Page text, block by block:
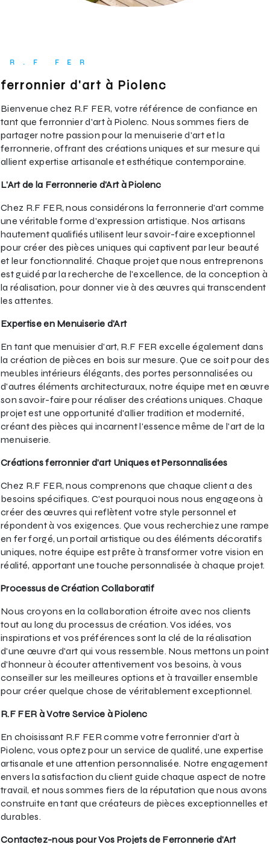
R.F FER
ferronnier d'art à Piolenc
Bienvenue chez R.F FER, votre référence de confiance en
tant que ferronnier d'art à Piolenc. Nous sommes fiers de
partager notre passion pour la menuiserie d'art et la
ferronnerie, offrant des créations uniques et sur mesure qui
allient expertise artisanale et esthétique contemporaine.
L'Art de la Ferronnerie d'Art à Piolenc
Chez R.F FER, nous considérons la ferronnerie d'art comme
une véritable forme d'expression artistique. Nos artisans
hautement qualifiés utilisent leur savoir-faire exceptionnel
pour créer des pièces uniques qui captivent par leur beauté
et leur fonctionnalité. Chaque projet que nous entreprenons
est guidé par la recherche de l'excellence, de la conception à
la réalisation, pour donner vie à des œuvres qui transcendent
les attentes.
Expertise en Menuiserie d'Art
En tant que menuisier d'art, R.F FER excelle également dans
la création de pièces en bois sur mesure. Que ce soit pour des
meubles intérieurs élégants, des portes personnalisées ou
d'autres éléments architecturaux, notre équipe met en œuvre
son savoir-faire pour réaliser des créations uniques. Chaque
projet est une opportunité d'allier tradition et modernité,
créant des pièces qui incarnent l'essence même de l'art de la
menuiserie.
Créations ferronnier d'art Uniques et Personnalisées
Chez R.F FER, nous comprenons que chaque client a des
besoins spécifiques. C'est pourquoi nous nous engageons à
créer des œuvres qui reflètent votre style personnel et
répondent à vos exigences. Que vous recherchiez une rampe
en fer forgé, un portail artistique ou des éléments décoratifs
uniques, notre équipe est prête à transformer votre vision en
réalité, apportant une touche personnalisée à chaque projet.
Processus de Création Collaboratif
Nous croyons en la collaboration étroite avec nos clients
tout au long du processus de création. Vos idées, vos
inspirations et vos préférences sont la clé de la réalisation
d'une œuvre d'art qui vous ressemble. Nous mettons un point
d'honneur à écouter attentivement vos besoins, à vous
conseiller sur les meilleures options et à travailler ensemble
pour créer quelque chose de véritablement exceptionnel.
R.F FER à Votre Service à Piolenc
En choisissant R.F FER comme votre ferronnier d'art à
Piolenc, vous optez pour un service de qualité, une expertise
artisanale et une attention personnalisée. Notre engagement
envers la satisfaction du client guide chaque aspect de notre
travail, et nous sommes fiers de la réputation que nous avons
construite en tant que créateurs de pièces exceptionnelles et
durables.
Contactez-nous pour Vos Projets de Ferronnerie d'Art